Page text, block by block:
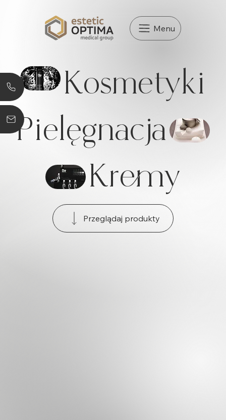
Menu
Kosmetyki
Pielęgnacja
Kremy
Przeglądaj produkty